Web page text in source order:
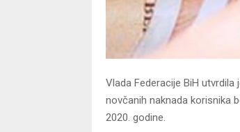
Vlada Federacije BiH
novčanih naknada korisnika
2020. godine.